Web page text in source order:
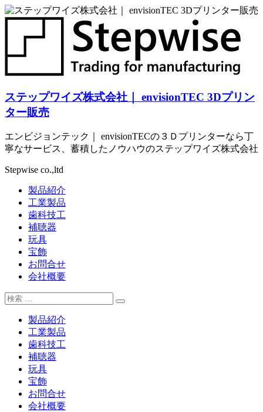
コ
ン
ツ
へ
キ
ッ
プ
ステップワイズ株式会社｜ envisionTEC 3Dプリン
ター販売
エンビジョンテック｜ envisionTECの３Ｄプリンターなら丁
寧なサービス、蓄積したノウハウのステップワイズ株式会社
Stepwise co.,ltd
製品紹介
工業製品
歯科技工
補聴器
玩具
宝飾
お問合せ
会社概要
製品紹介
工業製品
歯科技工
補聴器
玩具
宝飾
お問合せ
会社概要